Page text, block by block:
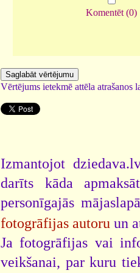
Komentēt (0)
Vērtējums ietekmē attēla atrašanos
Izmantojot
darīts kāda
personīgajās
fotogrāfijas autoru un
Ja fotogrāfijas vai
veikšanai, par kuru